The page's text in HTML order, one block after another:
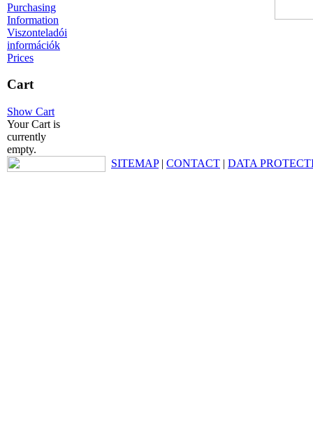
Purchasing
Information
Viszonteladói
információk
Prices
Cart
Show Cart
Your Cart is
currently
empty.
SITEMAP| CONTACT | DATA